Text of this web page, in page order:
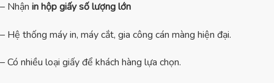
– Nhận in hộp giấy số lượng lớn
– Hệ thống máy in, máy cắt, gia công cán màng hiện đại.
– Có nhiều loại giấy để khách hàng lựa chọn.